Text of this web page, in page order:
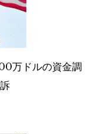
万ドルの資金調